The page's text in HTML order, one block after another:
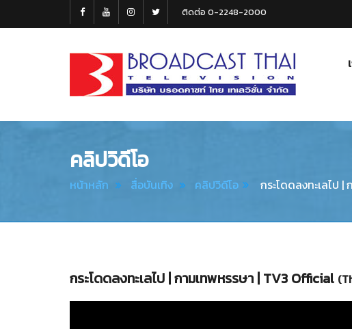
ติดต่อ 0-2248-2000
Thai
คลิปวิดีโอ
หน้าหลัก สื่อบันเทิง คลิปวิดีโอ กระโดดลงทะเลไป
กระโดดลงทะเลไป | กามเทพหรรษา | TV3 Official